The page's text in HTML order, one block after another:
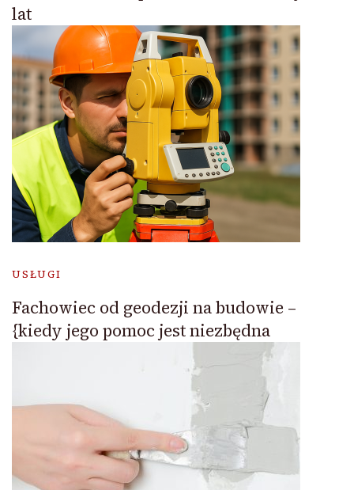
lat
USŁUGI
Fachowiec od geodezji na budowie –
{kiedy jego pomoc jest niezbędna